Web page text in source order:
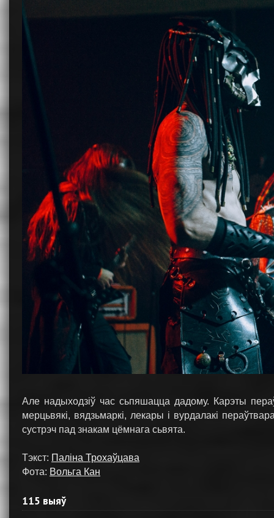
Але надыходзіў час сьпяшацца дадому. Карэты
мерцьвякі, вядзьмаркі, лекары і вурдалакі
сустрэч пад знакам цёмнага сьвята.
Тэкст: Паліна Трохаўцава
Фота: Вольга Кан
115 выяў